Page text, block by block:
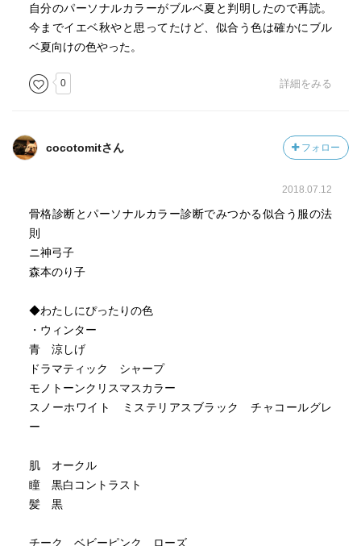
自分のパーソナルカラーがブルベ夏と判明したので再読。
今までイエベ秋やと思ってたけど、似合う色は確かにブル
ベ夏向けの色やった。
0 詳細をみる
cocotomitさん フォロー
2018.07.12
骨格診断とパーソナルカラー診断でみつかる似合う服の法
則
ニ神弓子
森本のり子
◆わたしにぴったりの色
・ウィンター
青 涼しげ
ドラマティック シャープ
モノトーンクリスマスカラー
スノーホワイト ミステリアスブラック チャコールグレ
ー
肌 オークル
瞳 黒白コントラスト
髪 黒
チーク ベビーピンク ローズ